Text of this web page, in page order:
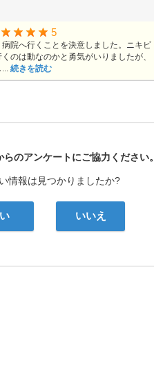
院なび
らのアンケートにご協力ください。
情報は見つかりましたか?
いいえ
5
院へ行くことを決意しました。ニキビ
のは動なのかと勇気がいりましたが、
... 続きを読む